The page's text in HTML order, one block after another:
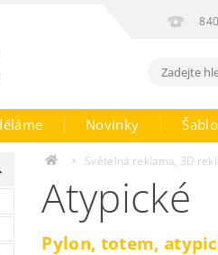
Novinky
Světelná reklama, 3D
Atypické
Pylon, totem,